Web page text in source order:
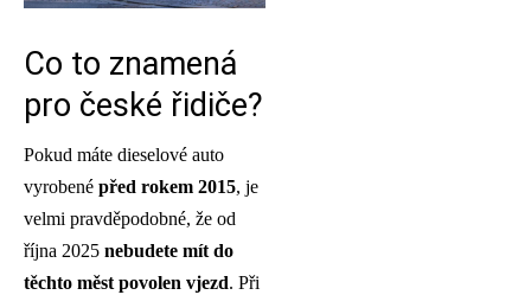
Co to znamená
pro české řidiče?
Pokud máte dieselové auto
vyrobené před rokem 2015, je
velmi pravděpodobné, že od
října 2025 nebudete mít do
těchto měst povolen vjezd. Při